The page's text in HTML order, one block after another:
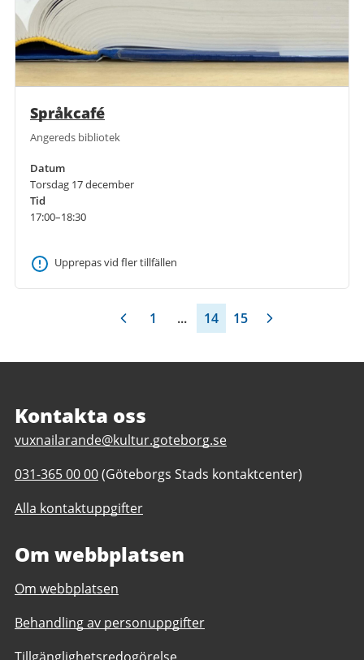
Språkcafé
Angereds bibliotek
Datum
Torsdag 17 december
Tid
17:00–18:30
Upprepas vid fler tillfällen
1 ... 14 15
Kontakta oss
E
p
s
t
l
l
V
u
vuxnailarande@kultur.goteborg.se
T
l
f
n
u
m
031-365 00 00(Göteborgs Stads kontaktcenter)
Alla kontaktuppgifter
Om webbplatsen
Om webbplatsen
Behandling av personuppgifter